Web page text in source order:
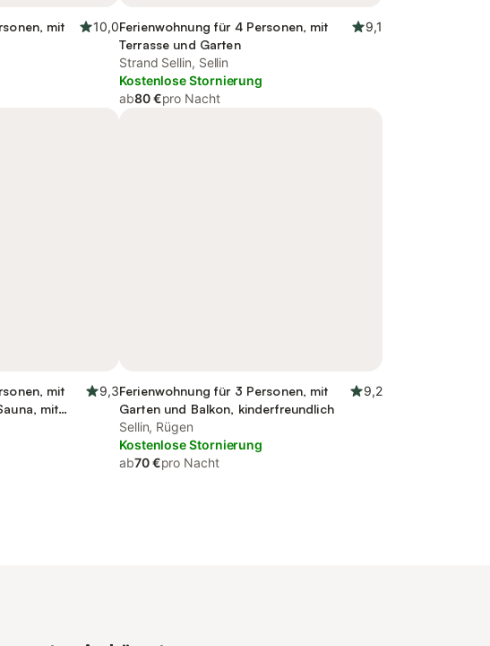
mit
10,0Ferienwohnung für 4 Personen, mit
Terrasse und Garten
9,1
Strand Sellin, Sellin
Kostenlose Stornierung
ab80 €pro Nacht
mit
mit
9,3Ferienwohnung für 3 Personen, mit
Garten und Balkon, kinderfreundlich
9,2
Sellin, Rügen
Kostenlose Stornierung
ab70 €pro Nacht